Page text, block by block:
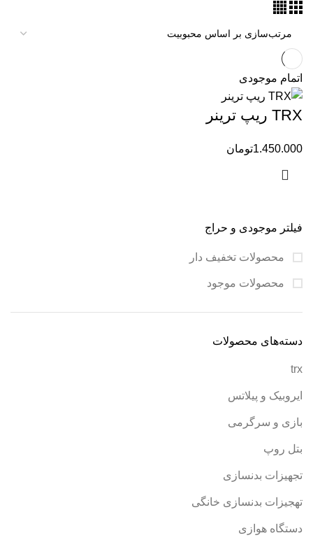
فیلتر موجودی و حراج
محصولات تخفیف دار
محصولات موجود
دسته‌های محصولات
trx
ایروبیک و پیلاتس
بازی و سرگرمی
بتل روپ
تجهیزات بدنسازی
تهجیزات بدنسازی خانگی
دستگاه هوازی
اتمام موجودی
TRX ریپ ترینر
تومان1.450.000